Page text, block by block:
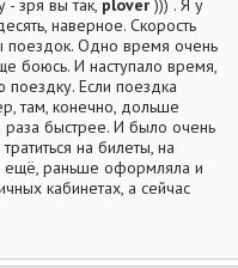
зря вы так, plover ))) . Я у
наверное. Скорость
поездок. Одно время очень
боюсь. И наступало время,
Если поездка
там, конечно, дольше
быстрее. И было очень
на билеты, на
ещё, раньше оформляла и
кабинетах, а сейчас